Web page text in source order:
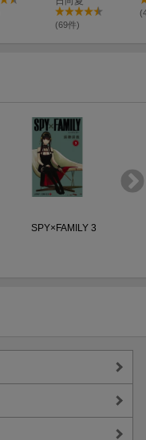
(69件)
SPY×FAMILY 3